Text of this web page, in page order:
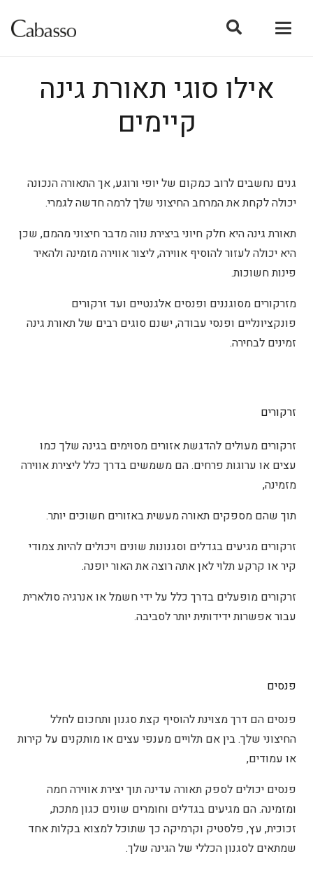
אילו סוגי תאורת גינה
קיימים
גנים נחשבים לרוב כמקום של יופי ורוגע, אך התאורה הנכונה
יכולה לקחת את המרחב החיצוני שלך לרמה חדשה לגמרי.
תאורת גינה היא חלק חיוני ביצירת נווה מדבר חיצוני מהמם, שכן
היא יכולה לעזור להוסיף אווירה, ליצור אווירה מזמינה ולהאיר
פינות חשוכות.
מזרקורים מסוגננים ופנסים אלגנטיים ועד זרקורים
פונקציונליים ופנסי עבודה, ישנם סוגים רבים של תאורת גינה
זמינים לבחירה.
זרקורים
זרקורים מעולים להדגשת אזורים מסוימים בגינה שלך כמו
עצים או ערוגות פרחים. הם משמשים בדרך כלל ליצירת אווירה
מזמינה,
תוך שהם מספקים תאורה מעשית באזורים חשוכים יותר.
זרקורים מגיעים בגדלים וסגנונות שונים ויכולים להיות צמודי
קיר או קרקע תלוי לאן אתה רוצה את האור יופנה.
זרקורים מופעלים בדרך כלל על ידי חשמל או אנרגיה סולארית
עבור אפשרות ידידותית יותר לסביבה.
פנסים
פנסים הם דרך מצוינת להוסיף קצת סגנון ותחכום לחלל
החיצוני שלך. בין אם תלויים מענפי עצים או מותקנים על קירות
או עמודים,
פנסים יכולים לספק תאורה עדינה תוך יצירת אווירה חמה
ומזמינה. הם מגיעים בגדלים וחומרים שונים כגון מתכת,
זכוכית, עץ, פלסטיק וקרמיקה כך שתוכל למצוא בקלות אחד
שמתאים לסגנון הכללי של הגינה שלך.